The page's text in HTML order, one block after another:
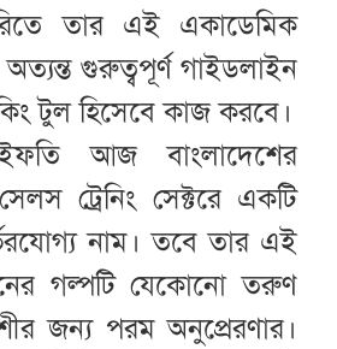
তার এই একাডেমিক
গুরুত্বপূর্ণ গাইডলাইন
টুল হিসেবে কাজ করবে।
আজ বাংলাদেশের
ট্রেনিং সেক্টরে একটি
নাম। তবে তার এই
গল্পটি যেকোনো তরুণ
জন্য পরম অনুপ্রেরণার।